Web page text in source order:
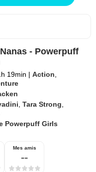
- Powerpuff
19min | Action
,Tara Strong
Powerpuff Girls
Mes amis
--